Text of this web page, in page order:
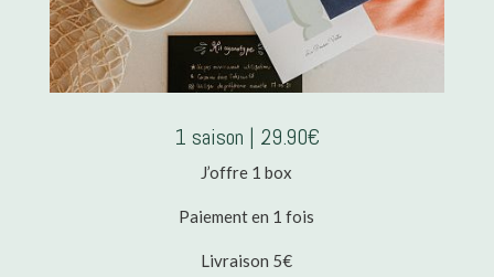
1 saison | 29.90€
J’offre 1 box
Paiement en 1 fois
Livraison 5€